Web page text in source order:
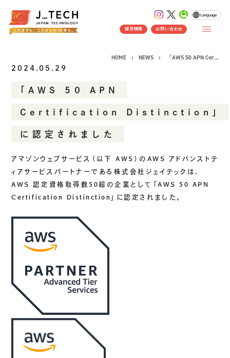
SERVICE
事業紹介
製品ソリューション
J's Works ERP
FLEXSCHE
クラウドソリューション
受託開発
生成AIソリューション
CASES
公開事例
SUSTAINABILITY
サステナビリティ
セキュリティポリシー
認証／資格
Language
採用情報 お問い合わせ
HOME NEWS 「AWS 50 APN Cer...
2024.05.29
「AWS 50 APN
Certification Distinction」
に認定されました
アマゾンウェブサービス（以下 AWS ）の AWS アドバンストテ
ィア サービスパートナーである株式会社ジェイテックは、
AWS 認定資格取得数50超の企業として「AWS 50 APN
Certification Distinction」に認定されました。